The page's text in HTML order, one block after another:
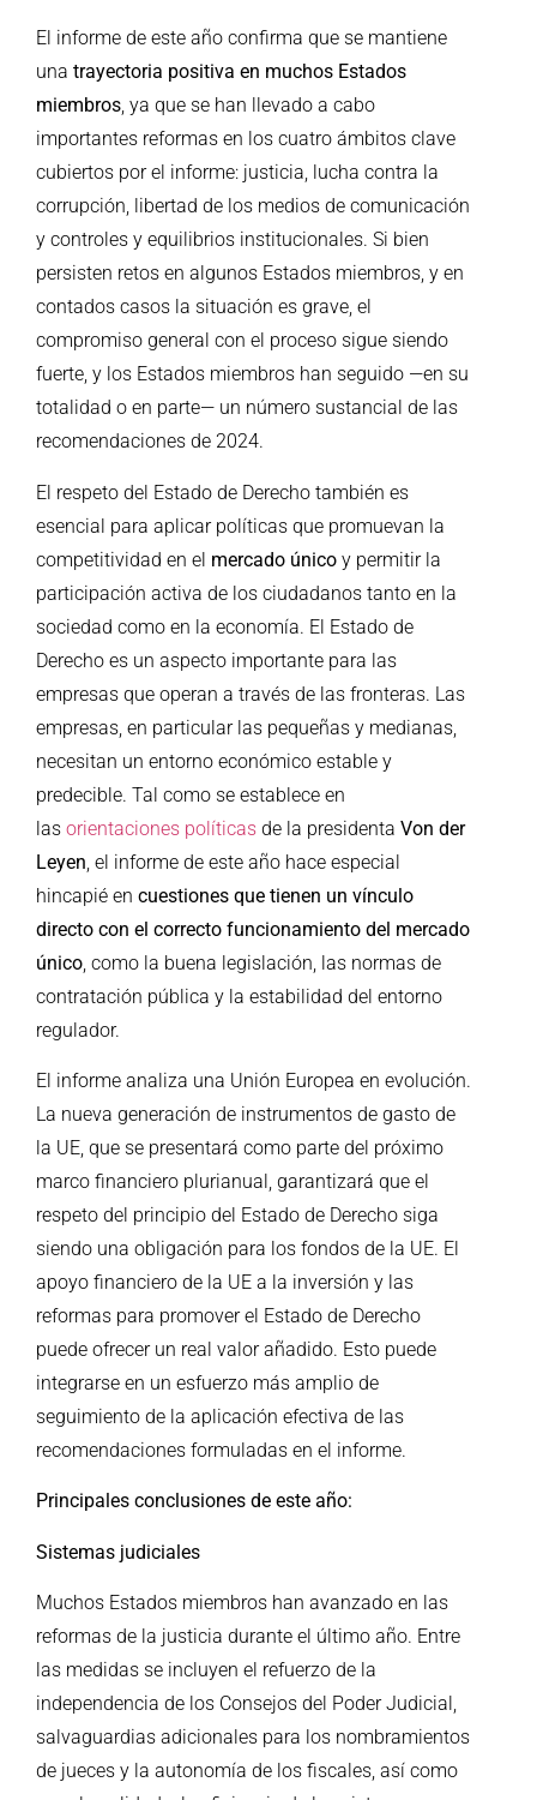
El informe de este año confirma que se mantiene
una trayectoria positiva en muchos Estados
miembros, ya que se han llevado a cabo
importantes reformas en los cuatro ámbitos clave
cubiertos por el informe: justicia, lucha contra la
corrupción, libertad de los medios de comunicación
y controles y equilibrios institucionales. Si bien
persisten retos en algunos Estados miembros, y en
contados casos la situación es grave, el
compromiso general con el proceso sigue siendo
fuerte, y los Estados miembros han seguido —en su
totalidad o en parte— un número sustancial de las
recomendaciones de 2024.
El respeto del Estado de Derecho también es
esencial para aplicar políticas que promuevan la
competitividad en el mercado único y permitir la
participación activa de los ciudadanos tanto en la
sociedad como en la economía. El Estado de
Derecho es un aspecto importante para las
empresas que operan a través de las fronteras. Las
empresas, en particular las pequeñas y medianas,
necesitan un entorno económico estable y
predecible. Tal como se establece en
las orientaciones políticas de la presidenta Von der
Leyen , el informe de este año hace especial
hincapié en cuestiones que tienen un vínculo
directo con el correcto funcionamiento del mercado
único , como la buena legislación, las normas de
contratación pública y la estabilidad del entorno
regulador.
El informe analiza una Unión Europea en evolución.
La nueva generación de instrumentos de gasto de
la UE, que se presentará como parte del próximo
marco financiero plurianual, garantizará que el
respeto del principio del Estado de Derecho siga
siendo una obligación para los fondos de la UE. El
apoyo financiero de la UE a la inversión y las
reformas para promover el Estado de Derecho
puede ofrecer un real valor añadido. Esto puede
integrarse en un esfuerzo más amplio de
seguimiento de la aplicación efectiva de las
recomendaciones formuladas en el informe.
Principales conclusiones de este año:
Sistemas judiciales
Muchos Estados miembros han avanzado en las
reformas de la justicia durante el último año. Entre
las medidas se incluyen el refuerzo de la
independencia de los Consejos del Poder Judicial,
salvaguardias adicionales para los nombramientos
de jueces y la autonomía de los fiscales, así como